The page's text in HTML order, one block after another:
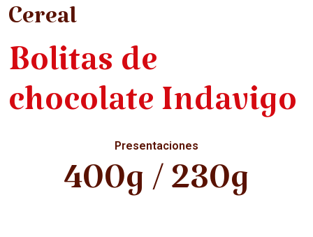
Cereal
Bolitas de
chocolate Indavigo
Presentaciones
400g / 230g